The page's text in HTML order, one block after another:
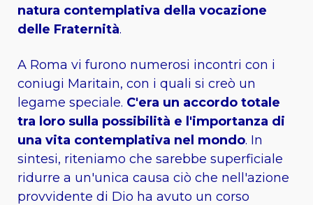
natura contemplativa della vocazione
delle Fraternità.
A Roma vi furono numerosi incontri con i
coniugi Maritain, con i quali si creò un
legame speciale. C'era un accordo totale
tra loro sulla possibilità e l'importanza di
una vita contemplativa nel mondo. In
sintesi, riteniamo che sarebbe superficiale
ridurre a un'unica causa ciò che nell'azione
provvidente di Dio ha avuto un corso